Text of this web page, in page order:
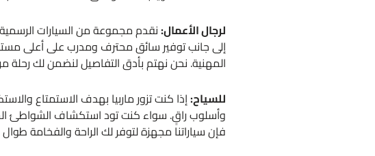
لرجال الأعمال:نقدم مجموعة من السيارات الرسمية
إلى جانب توفير سائق محترف ومدرب على أعلى
المهنية. نحن نهتم بأدق التفاصيل لنضمن لك رحلة
للسياح:إذا كنت تزور ماربيا بهدف الاستمتاع
وأسلوب راقٍ. سواء كنت تود استكشاف الشواطئ
فإن سياراتنا مجهزة لتوفر لك الراحة والفخامة طوال